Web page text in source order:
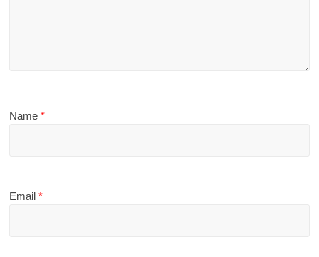
Name*
Email*